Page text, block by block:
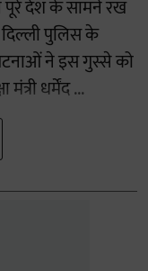
पूरे देश के सामने रख
पुलिस के
ने इस गुस्से को
धर्मेंद ...